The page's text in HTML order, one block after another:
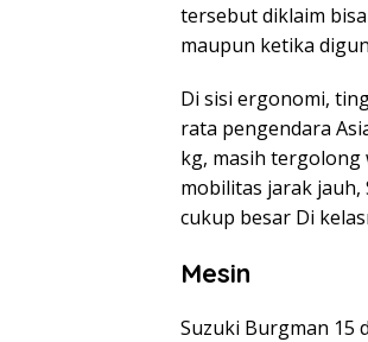
tersebut diklaim
maupun ketika
Di sisi ergonomi,
rata pengendara
kg, masih tergolong
mobilitas jarak
cukup besar Di
Mesin
Suzuki Burgman 15